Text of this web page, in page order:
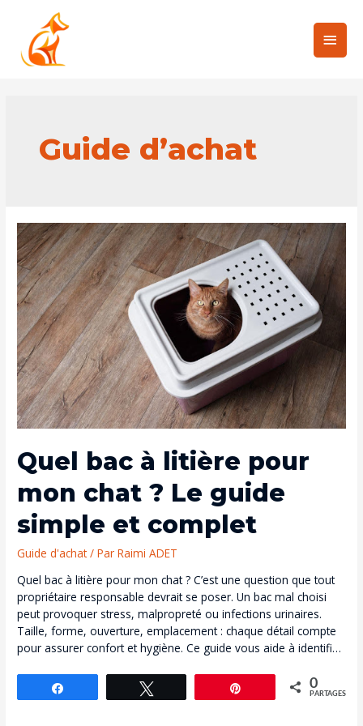
Guide d’achat
Quel bac à litière pour
mon chat ? Le guide
simple et complet
Guide d'achat/ ParRaimi ADET
Quel bac à litière pour mon chat ? C’est une question que tout
propriétaire responsable devrait se poser. Un bac mal choisi
peut provoquer stress, malpropreté ou infections urinaires.
Taille, forme, ouverture, emplacement : chaque détail compte
pour assurer confort et hygiène. Ce guide vous aide à identifier
aller plus loin, consultez notre guide comparatif dédié aux
meilleurs bacs à litière, basé sur des critères concrets et testés.
0
PARTAGES